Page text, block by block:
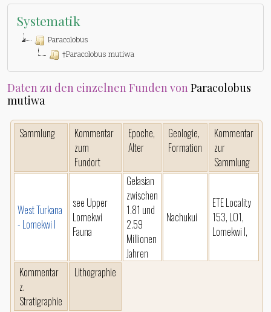
Systematik
Paracolobus
†Paracolobus mutiwa
Daten zu den einzelnen Funden vonParacolobus
mutiwa
Sammlung
Kommentar
zum
Fundort
Epoche,
Alter
Geologie,
Formation
Kommentar
zur
Sammlung
West Turkana
- Lomekwi I
see Upper
Lomekwi
Fauna
Gelasian
zwischen
1.81 und
2.59
Millionen
Jahren
Nachukui
ETE Locality
153, LO1,
Lomekwi I,
Kommentar
z.
Stratigraphie
Lithographie